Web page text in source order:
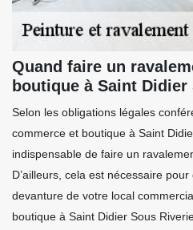
Quand faire un
boutique à Saint Didier
Selon les obligations légales
commerce et boutique à Saint
indispensable de faire un
D’ailleurs, cela est nécessaire
devanture de votre local
boutique à Saint Didier Sous